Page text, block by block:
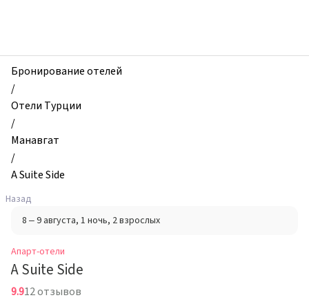
отели,
A
Suite
Side,
Манавгат,
Турция
Бронирование отелей
/
Отели Турции
/
Манавгат
/
A Suite Side
Назад
8 – 9 августа, 1 ночь, 2 взрослых
Апарт-отели
A Suite Side
9.912 отзывов